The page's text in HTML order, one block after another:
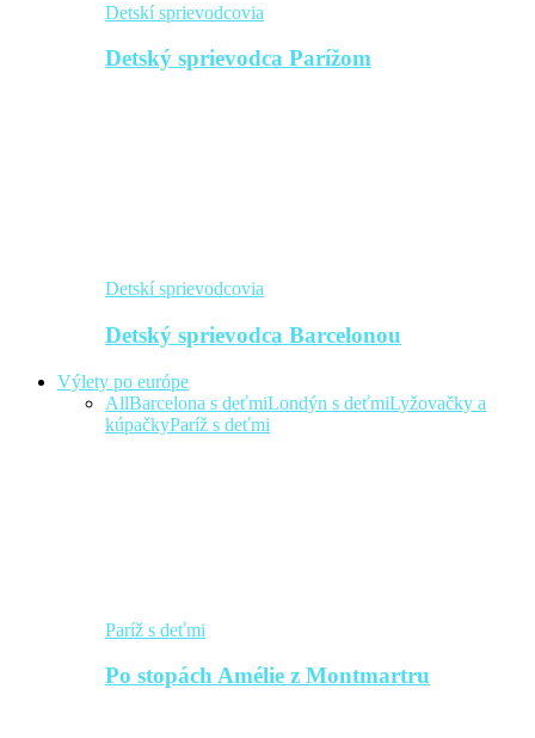
Detskí sprievodcovia
Detský sprievodca Parížom
Detskí sprievodcovia
Detský sprievodca Barcelonou
Výlety po európe
AllBarcelona s deťmiLondýn s deťmiLyžovačky a
kúpačkyParíž s deťmi
Paríž s deťmi
Po stopách Amélie z Montmartru